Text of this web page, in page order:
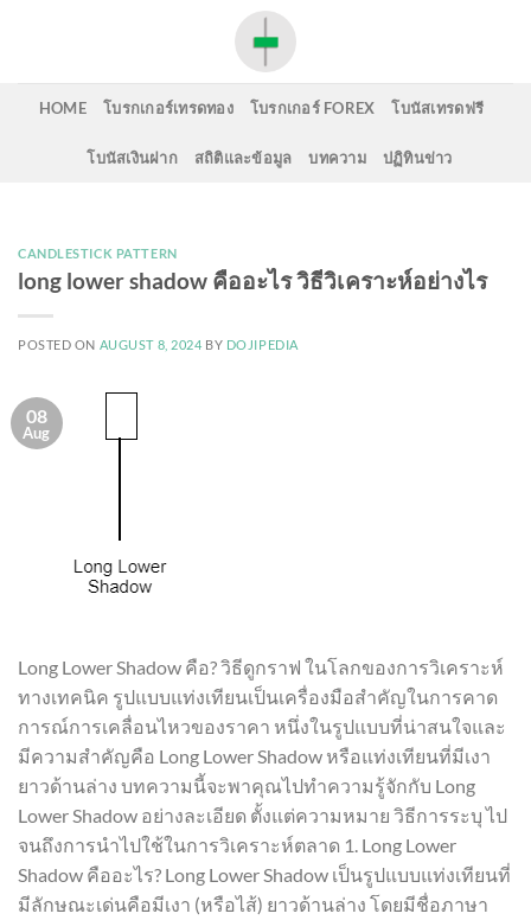
HOME โบรกเกอร์เทรดทอง โบรกเกอร์ FOREX โบนัสเทรดฟรี
โบนัสเงินฝาก สถิติและข้อมูล บทความ ปฏิทินข่าว
CANDLESTICK PATTERN
long lower shadow คืออะไร วิธีวิเคราะห์อย่างไร
POSTED ON AUGUST 8, 2024 BY DOJIPEDIA
08
Aug
Long Lower Shadow คือ? วิธีดูกราฟ ในโลกของการวิเคราะห์
ทางเทคนิค รูปแบบแท่งเทียนเป็นเครื่องมือสำคัญในการคาด
การณ์การเคลื่อนไหวของราคา หนึ่งในรูปแบบที่น่าสนใจและ
มีความสำคัญคือ Long Lower Shadow หรือแท่งเทียนที่มีเงา
ยาวด้านล่าง บทความนี้จะพาคุณไปทำความรู้จักกับ Long
Lower Shadow อย่างละเอียด ตั้งแต่ความหมาย วิธีการระบุ ไป
จนถึงการนำไปใช้ในการวิเคราะห์ตลาด 1. Long Lower
Shadow คืออะไร? Long Lower Shadow เป็นรูปแบบแท่งเทียนที่
มีลักษณะเด่นคือมีเงา (หรือไส้) ยาวด้านล่าง โดยมีชื่อภาษา